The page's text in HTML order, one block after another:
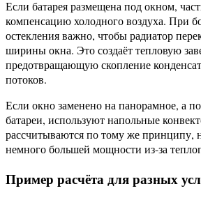
Если батарея размещена под окном,
компенсацию холодного воздуха. При
остекления важно, чтобы радиатор
ширины окна. Это создаёт тепловую
предотвращающую скопление
потоков.
Если окно заменено на панорамное, а
батареи, используют напольные
рассчитываются по тому же принципу,
немного большей мощности из-за
Пример расчёта для разных